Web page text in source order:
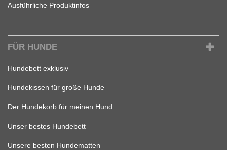
Ausführliche Produktinfos
FÜR HUNDE
Hundebett exklusiv
Hundekissen für große Hunde
Der Hundekorb für meinen Hund
Unser bestes Hundebett
Unsere besten Hundematten